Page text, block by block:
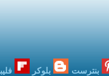
بنترست بلوكر